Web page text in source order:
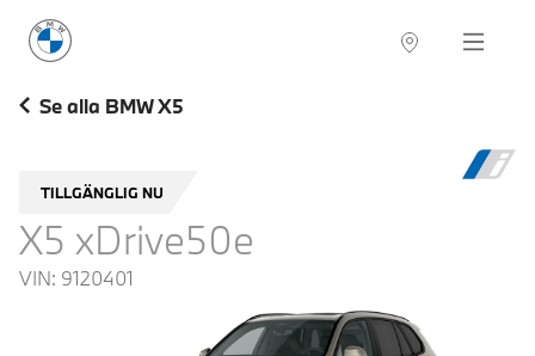
BMW Sverige Navigation
Se alla BMW X5
TILLGÄNGLIG NU
X5 xDrive50e
VIN: 9120401